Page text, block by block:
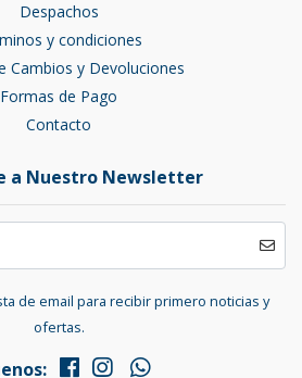
Despachos
y condiciones
Cambios y Devoluciones
Formas de Pago
Contacto
a Nuestro Newsletter
de email para recibir primero noticias y
ofertas.